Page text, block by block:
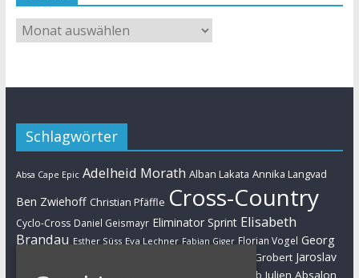
Schlagwörter
Absa Cape Epic Adelheid Morath Alban Lakata Annika Langvad
Ben Zwiehoff Christian Pfäffle Cross-Country
Cyclo-Cross Daniel Geismayr Eliminator Sprint Elisabeth
Brandau Esther Süss Eva Lechner Fabian Giger Florian Vogel Georg
Helen Grobert Jaroslav
Kulhavy
Jochen Käß Julian Schelb Julien Absalon